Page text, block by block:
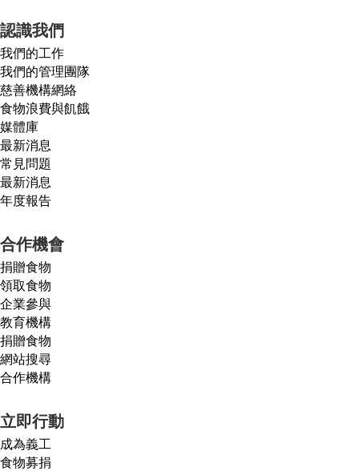
認識我們
我們的工作
我們的管理團隊
慈善機構網絡
食物浪費與飢餓
媒體庫
最新消息
常見問題
最新消息
年度報告
合作機會
捐贈食物
領取食物
企業參與
教育機構
捐贈食物
網站搜尋
合作機構
立即行動
成為義工
食物募捐